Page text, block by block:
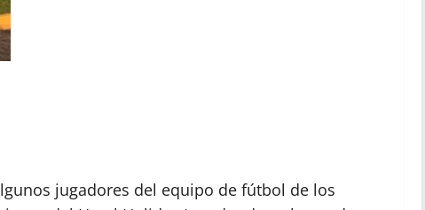
jugadores del equipo de fútbol de los